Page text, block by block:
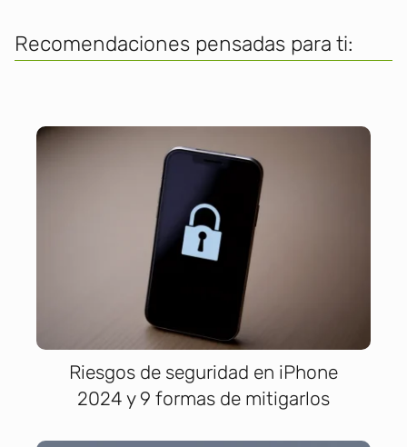
Recomendaciones pensadas para ti:
Riesgos de seguridad en iPhone
2024 y 9 formas de mitigarlos